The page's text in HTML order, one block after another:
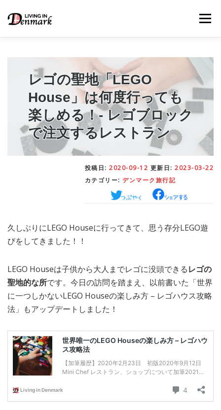
メニュー
LIFE TIPS– 生活便利帳 FOOD– ごはん事情
STUDY– 留学関連情報
WORK– デンマークの働き方
– 日本人の考察
MEDIA– メディア掲載 TRAVEL– 旅行
EVERYDAY– 日常ブログ
ABOUT US - サイトについて
レゴの聖地「LEGO
House」は何度行っても
楽しめる！- レゴブロック
で注文するレストラン
投稿日: 2020-09-12 更新日: 2023-03-22
カテゴリー: デンマーク旅行記
久しぶりにLEGO Houseに行ってきて、思う存分LEGO遊
びをしてきました！！
LEGO Houseは子供から大人までレゴに没頭できるレゴの
聖地的な所です。今日の訪問を踏まえ、以前書いた「世界
に一つしかないLEGO Houseの楽しみ方 – レゴハウス攻略
法」もアップデートしました！